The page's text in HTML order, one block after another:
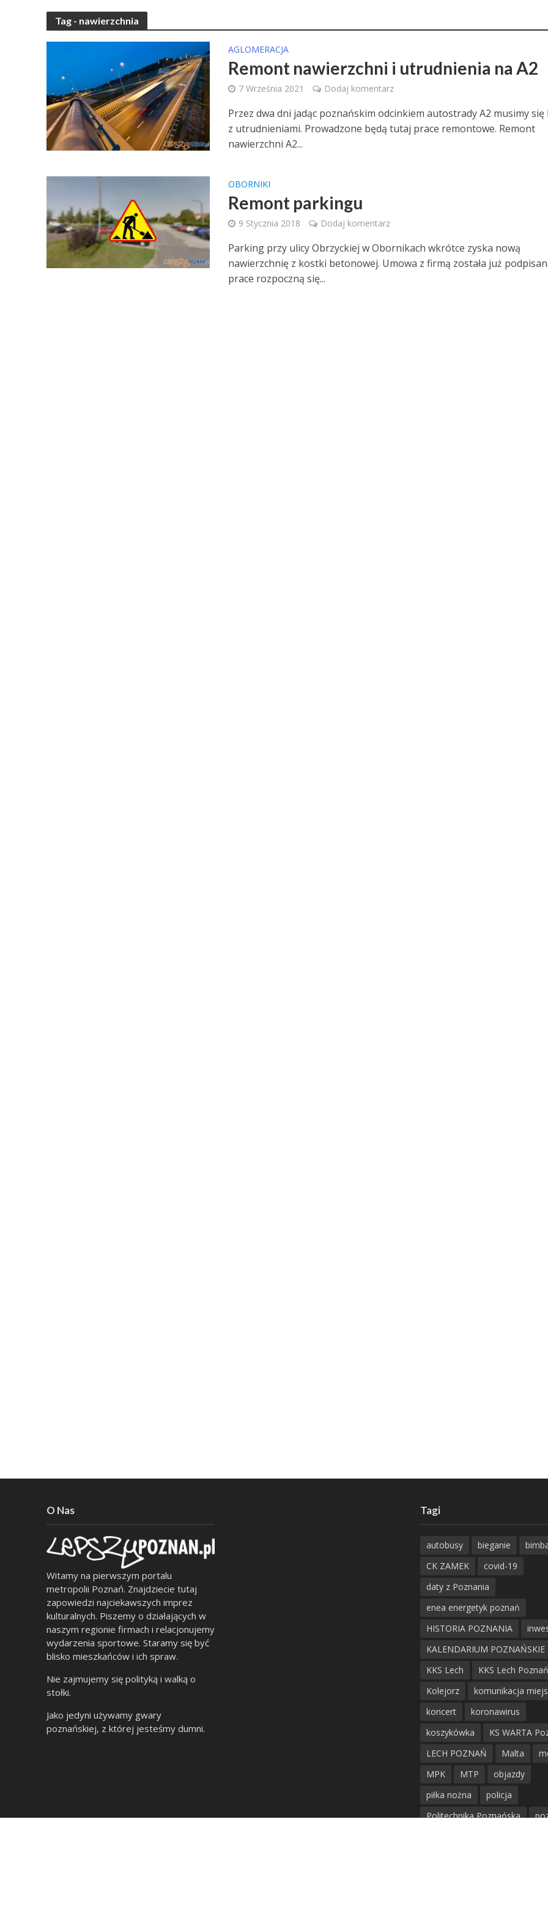
Tag - nawierzchnia
AGLOMERACJA
Remont nawierzchni i utrudnienia na A2
7 Września 2021 Dodaj komentarz
Przez dwa dni jadąc poznańskim odcinkiem autostrady A2 musimy się
z utrudnieniami. Prowadzone będą tutaj prace remontowe. Remont
nawierzchni A2...
OBORNIKI
Remont parkingu
9 Stycznia 2018 Dodaj komentarz
Parking przy ulicy Obrzyckiej w Obornikach wkrótce zyska nową
nawierzchnię z kostki betonowej. Umowa z firmą została już
prace rozpoczną się...
O Nas
Witamy na pierwszym portalu
metropolii Poznań. Znajdziecie tutaj
zapowiedzi najciekawszych imprez
kulturalnych. Piszemy o działających w
naszym regionie firmach i relacjonujemy
wydarzenia sportowe. Staramy się być
blisko mieszkańców i ich spraw.
Nie zajmujemy się polityką i walką o
stołki.
Jako jedyni używamy gwary
poznańskiej, z której jesteśmy dumni.
Tagi
autobusy bieganie
CK ZAMEK
covid-19
daty z Poznania
enea energetyk poznań
HISTORIA POZNANIA
KALENDARIUM POZNAŃSKIE
KKS Lech
KKS Lech Poznań
Kolejorz
komunikacja
koncert
koronawirus
koszykówka
KS WARTA
LECH POZNAŃ
Malta
MPK
MTP
objazdy
piłka nożna
policja
Politechnika Poznańska